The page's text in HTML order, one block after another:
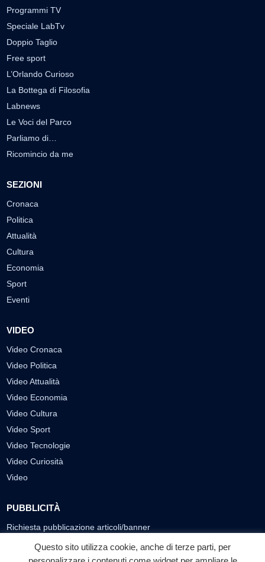
Programmi TV
Speciale LabTv
Doppio Taglio
Free sport
L’Orlando Curioso
La Bottega di Filosofia
Labnews
Le Voci del Parco
Parliamo di…
Ricomincio da me
SEZIONI
Cronaca
Politica
Attualità
Cultura
Economia
Sport
Eventi
VIDEO
Video Cronaca
Video Politica
Video Attualità
Video Economia
Video Cultura
Video Sport
Video Tecnologie
Video Curiosità
Video
PUBBLICITÀ
Richiesta pubblicazione articoli/banner
SEGUICI SUI SOCIAL
Questo sito utilizza cookie, anche di terze parti, per